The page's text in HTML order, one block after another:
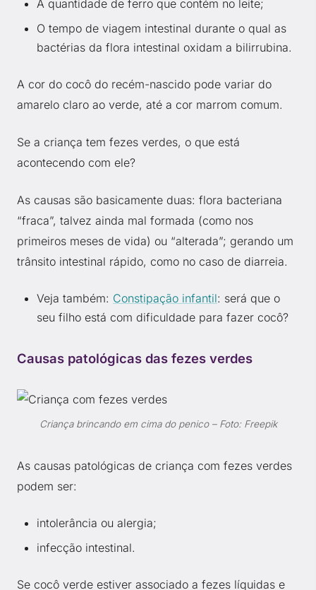
A quantidade de ferro que contém no leite;
O tempo de viagem intestinal durante o qual as
bactérias da flora intestinal oxidam a bilirrubina.
A cor do cocô do recém-nascido pode variar do
amarelo claro ao verde, até a cor marrom comum.
Se a criança tem fezes verdes, o que está
acontecendo com ele?
As causas são basicamente duas: flora bacteriana
“fraca”, talvez ainda mal formada (como nos
primeiros meses de vida) ou “alterada”; gerando um
trânsito intestinal rápido, como no caso de diarreia.
Veja também: Constipação infantil: será que o
seu filho está com dificuldade para fazer cocô?
Causas patológicas das fezes verdes
Criança brincando em cima do penico – Foto: Freepik
As causas patológicas de criança com fezes verdes
podem ser:
intolerância ou alergia;
infecção intestinal.
Se cocô verde estiver associado a fezes líquidas e